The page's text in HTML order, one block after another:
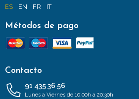
ES EN FR IT
Métodos de pago
Contacto
91 435 36 56
Lunes a Viernes de 10:00h a 20:30h